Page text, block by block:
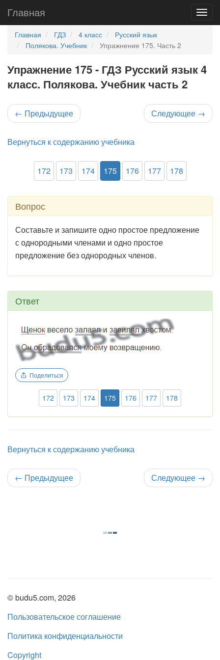
Главная
Главная ГДЗ 4 класс
Русский язык
Полякова. Учебник
Упражнение 175. Часть 2
Упражнение 175 - ГДЗ Русский язык 4
класс. Полякова. Учебник часть 2
← Предыдущее Следующее →
Вернуться к содержанию учебника
172 173 174 175 176 177 178
Вопрос
Составьте и запишите одно простое предложение
с однородными членами и одно простое
предложение без однородных членов.
Ответ
Поделиться
172 173 174 175 176 177 178
Вернуться к содержанию учебника
← Предыдущее Следующее →
© budu5.com, 2026
Пользовательское соглашение
Политика конфиденциальности
Copyright